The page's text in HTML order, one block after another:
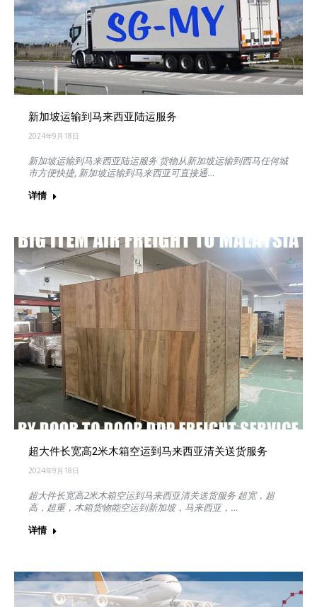
新加坡运输到马来西亚陆运服务
2024年9月18日
新加坡运输到马来西亚陆运服务 货物从新加坡运输到西马任何城
市方便快捷, 新加坡运输到马来西亚可直接通…
详情
超大件长宽高2米木箱空运到马来西亚清关送货服务
2024年9月18日
超大件长宽高2米木箱空运到马来西亚清关送货服务 超宽，超
高，超重，木箱货物能空运到新加坡，马来西亚，…
详情